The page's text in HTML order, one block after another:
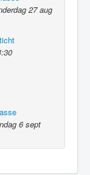
27 aug
6 sept